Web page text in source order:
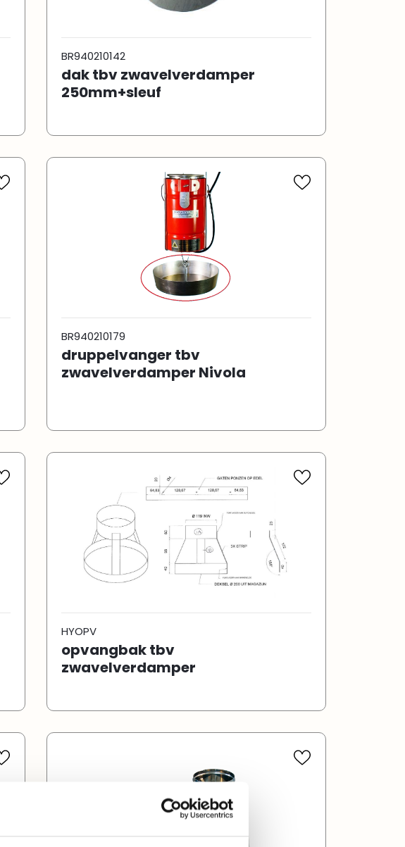
BR940210142
dak tbv zwavelverdamper
250mm+sleuf
BR940210179
druppelvanger tbv
zwavelverdamper Nivola
HYOPV
opvangbak tbv
zwavelverdamper